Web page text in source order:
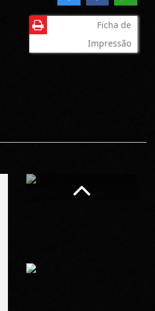
Ficha de
Impressão